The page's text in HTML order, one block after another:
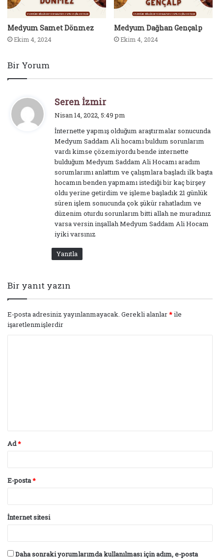
Medyum Samet Dönmez
Ekim 4, 2024
Medyum Dağhan Gençalp
Ekim 4, 2024
Bir Yorum
Seren İzmird
i
k
i
:
Nisan 14, 2022, 5:49 pm
İnternette yapmış olduğum araştırmalar sonucunda
Medyum Saddam Ali hocamı buldum sorunlarım
vardı kimse çözemiyordu bende internette
bulduğum Medyum Saddam Ali Hocamı aradım
sorumlarımı anlattım ve çalışmlara başladı ilk başta
hocamın benden yapmamı istediği bir kaç birşey
oldu yerine getirdim ve işleme başladık 21 günlük
süren işlem sonucunda çok şükür rahatladım ve
düzenim oturdu sorunlarım bitti allah ne muradınız
varsa versin inşallah Medyum Saddam Ali Hocam
iyiki varsınız
Yanıtla
Bir yanıt yazın
E-posta adresiniz yayınlanmayacak. Gerekli alanlar*ile
işaretlenmişlerdir
Ad*
E-posta*
İnternet sitesi
Daha sonraki yorumlarımda kullanılması için adım, e-posta